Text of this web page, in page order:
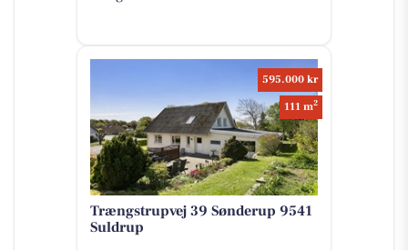
595.000 kr
111 m2
Trængstrupvej 39 Sønderup 9541
Suldrup